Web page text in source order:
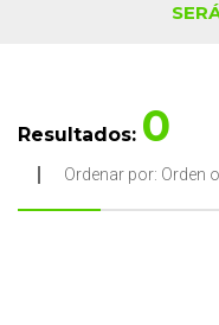
Resultados: 0
Ordenar por: Orden